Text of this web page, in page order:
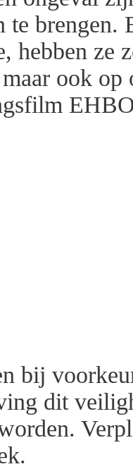
te brengen.
hebben ze
ook op
bij
dit